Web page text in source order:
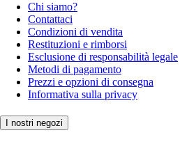
Chi siamo?
Contattaci
Condizioni di vendita
Restituzioni e rimborsi
Esclusione di responsabilità legale
Metodi di pagamento
Prezzi e opzioni di consegna
Informativa sulla privacy
I nostri negozi